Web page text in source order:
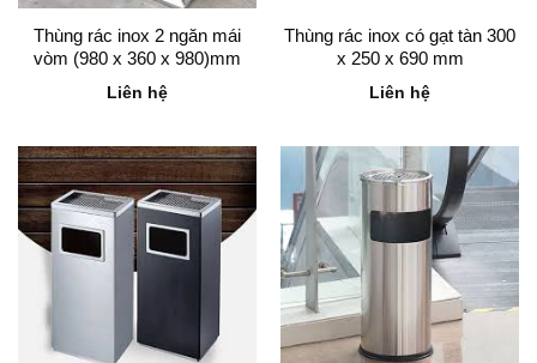
Thùng rác inox 2 ngăn mái
vòm (980 x 360 x 980)mm
Liên hệ
Thùng rác inox có gạt tàn 300
x 250 x 690 mm
Liên hệ